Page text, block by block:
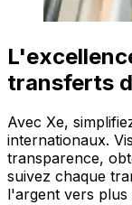
transferts
Avec Xe,
internationaux.
transparence,
suivez chaque
l'argent vers plus